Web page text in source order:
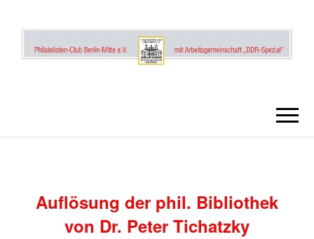
DDR
UND
Auflösung der phil. Bibliothek
von Dr. Peter Tichatzky